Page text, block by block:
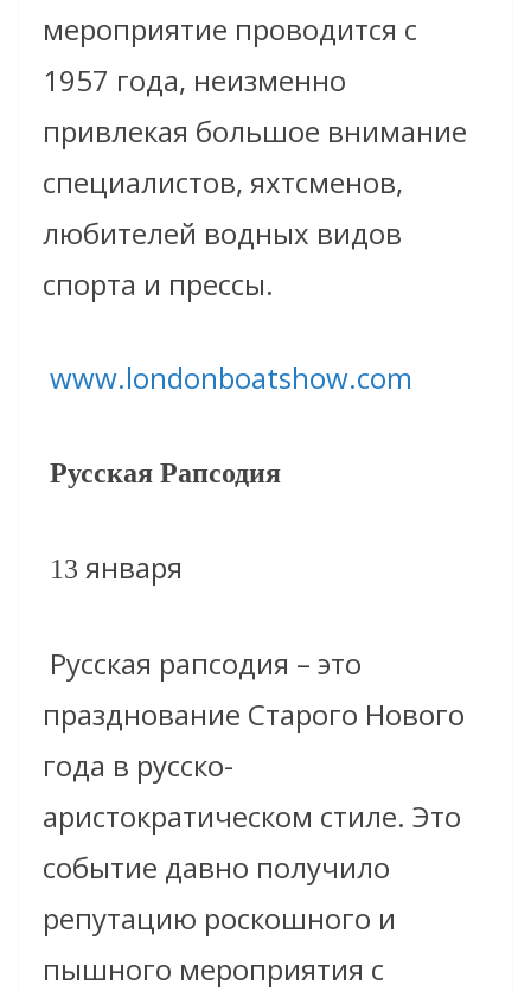
мероприятие проводится с
1957 года, неизменно
привлекая большое внимание
специалистов, яхтсменов,
любителей водных видов
спорта и прессы.
www.londonboatshow.com
Русская Рапсодия
13 января
Русская рапсодия – это
празднование Старого Нового
года в русско-
аристократическом стиле. Это
событие давно получило
репутацию роскошного и
пышного мероприятия с